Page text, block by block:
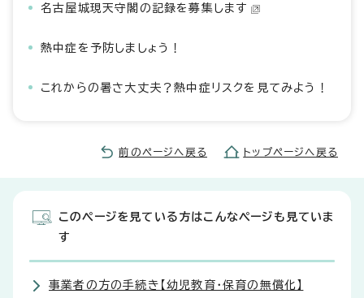
名古屋城現天守閣の記録を募集します
熱中症を予防しましょう！
これからの暑さ大丈夫？熱中症リスクを見てみよう！
前のページへ戻る トップページへ戻る
このページを見ている方はこんなページも見ていま
す
事業者の方の手続き【幼児教育・保育の無償化】